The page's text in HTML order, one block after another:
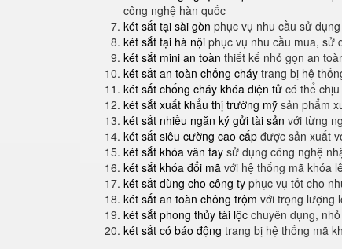
công nghệ hàn quốc
két sắt tại sài gòn phục vụ nhu cầu sử
két sắt tại hà nội phục vụ nhu cầu mua, sử
két sắt mini an toàn thiết kế nhỏ gọn an
két sắt an toàn chống cháy trang bị hệ
két sắt chống cháy khóa điện tử có thể
két sắt xuất khẩu thị trường mỹ sản phẩm
két sắt nhiều ngăn ký gửi tài sản với từng
két sắt siêu cường cao cấp được sản xuất
két sắt khóa vân tay sử dụng công nghệ
két sắt khóa đổi mã với hệ thống mã khóa
két sắt dùng cho công ty phục vụ tốt cho
két sắt an toàn chông trộm với trọng lượng
két sắt phong thủy tài lộc chuyên dụng,
két sắt có báo động trang bị hệ thống mã